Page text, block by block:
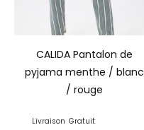
CALIDA Pantalon de
pyjama menthe / blanc
/ rouge
Livraison Gratuit